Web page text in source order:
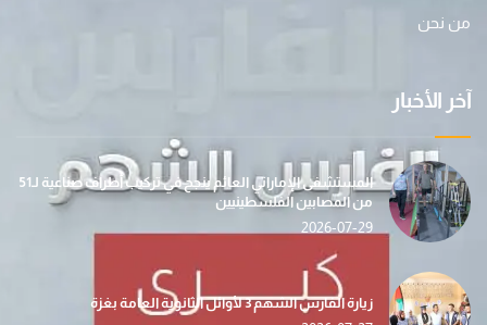
من نحن
آخر الأخبار
المستشفى الإماراتي العائم ينجح في تركيب أطراف صناعية لـ51
من المصابين الفلسطينيين
2026-07-29
زيارة الفارس الشهم 3 لأوائل الثانوية العامة بغزة